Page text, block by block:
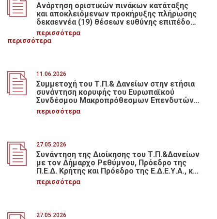
Ανάρτηση οριστικών πινάκων κατάταξης
και αποκλειόμενων προκήρυξης πλήρωσης
δεκαεννέα (19) θέσεων ευθύνης επιπέδου
Διεύθυνσης του Ταμείου Παρακαταθηκών
και Δανείων (ορθή επανήληψη 02.06.2025),
κατ’ εφαρμογή των διατάξεων των άρθρων
περισσότερα
περισσότερα
11.06.2026
Συμμετοχή του Τ.Π.& Δανείων στην ετήσια
συνάντηση κορυφής του Ευρωπαϊκού
Συνδέσμου Μακροπρόθεσμων Επενδυτών
(ELTI)
περισσότερα
27.05.2026
Συνάντηση της Διοίκησης του Τ.Π.&Δανείων
με τον Δήμαρχο Ρεθύμνου, Πρόεδρο της
Π.Ε.Δ. Κρήτης και Πρόεδρο της Ε.Δ.Ε.Υ.Α., κ.
Γιώργη Μαρινάκη
περισσότερα
27.05.2026